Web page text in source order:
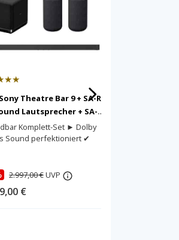
Theatre Bar 9 + SA-RS5
Lautsprecher + SA-
Subwoofer
Komplett-Set ► Dolby
Sound perfektioniert ✔
2.997,00 €UVP
€